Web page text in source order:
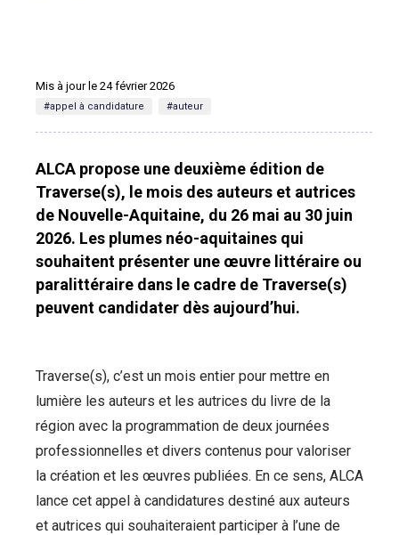
Mis à jour le 24 février 2026
#appel à candidature #auteur
ALCA propose une deuxième édition de
Traverse(s), le mois des auteurs et autrices
de Nouvelle-Aquitaine, du 26 mai au 30 juin
2026. Les plumes néo-aquitaines qui
souhaitent présenter une œuvre littéraire ou
paralittéraire dans le cadre de Traverse(s)
peuvent candidater dès aujourd’hui.
Traverse(s), c’est un mois entier pour mettre en
lumière les auteurs et les autrices du livre de la
région avec la programmation de deux journées
professionnelles et divers contenus pour valoriser
la création et les œuvres publiées. En ce sens, ALCA
lance cet appel à candidatures destiné aux auteurs
et autrices qui souhaiteraient participer à l’une de